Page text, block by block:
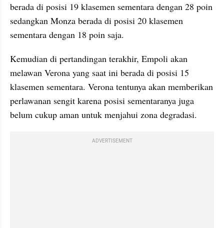
berada di posisi 19 klasemen sementara dengan 28 poin
sedangkan Monza berada di posisi 20 klasemen
sementara dengan 18 poin saja.
Kemudian di pertandingan terakhir, Empoli akan
melawan Verona yang saat ini berada di posisi 15
klasemen sementara. Verona tentunya akan memberikan
perlawanan sengit karena posisi sementaranya juga
belum cukup aman untuk menjahui zona degradasi.
ADVERTISEMENT